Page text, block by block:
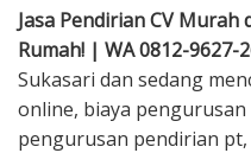
Jasa Pendirian CV Murah
Rumah! | WA 0812-9627-
Sukasari dan sedang
online, biaya
pengurusan pendirian